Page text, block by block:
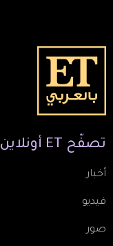
تصفّح ET أونلاين
أخبار
فيديو
صور